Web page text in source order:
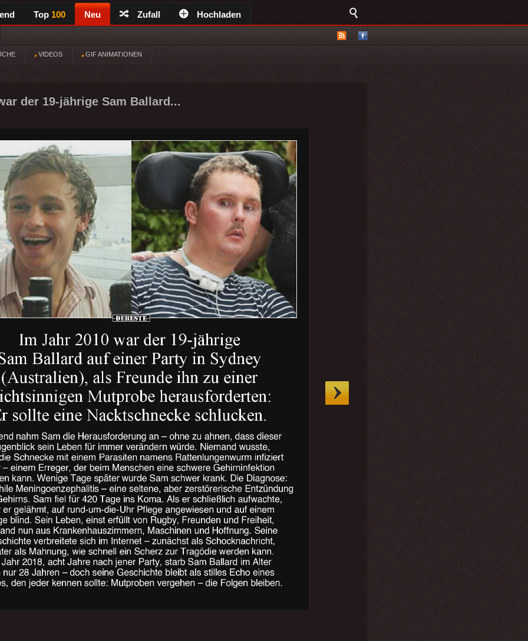
Top 100 Neu Zufall Hochladen
VIDEOS GIF ANIMATIONEN
der 19-jährige Sam Ballard...